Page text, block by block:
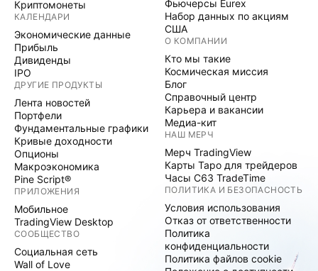
Криптомонеты
КАЛЕНДАРИ
Экономические данные
Прибыль
Дивиденды
IPO
ДРУГИЕ ПРОДУКТЫ
Лента новостей
Портфели
Фундаментальные графики
Кривые доходности
Опционы
Макроэкономика
Pine Script®
ПРИЛОЖЕНИЯ
Мобильное
TradingView Desktop
СООБЩЕСТВО
Социальная сеть
Wall of Love
Фьючерсы Eurex
Набор данных по акциям
США
О КОМПАНИИ
Кто мы такие
Космическая миссия
Блог
Справочный центр
Карьера и вакансии
Медиа-кит
НАШ МЕРЧ
Мерч TradingView
Карты Таро для трейдеров
Часы C63 TradeTime
ПОЛИТИКА И БЕЗОПАСНОСТЬ
Условия использования
Отказ от ответственности
Политика
конфиденциальности
Политика файлов cookie